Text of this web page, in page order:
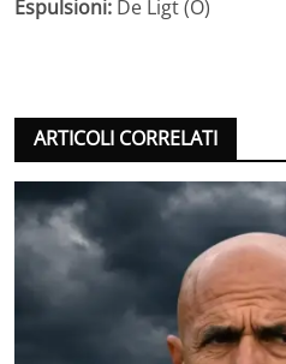
Espulsioni: De Ligt (O)
ARTICOLI CORRELATI